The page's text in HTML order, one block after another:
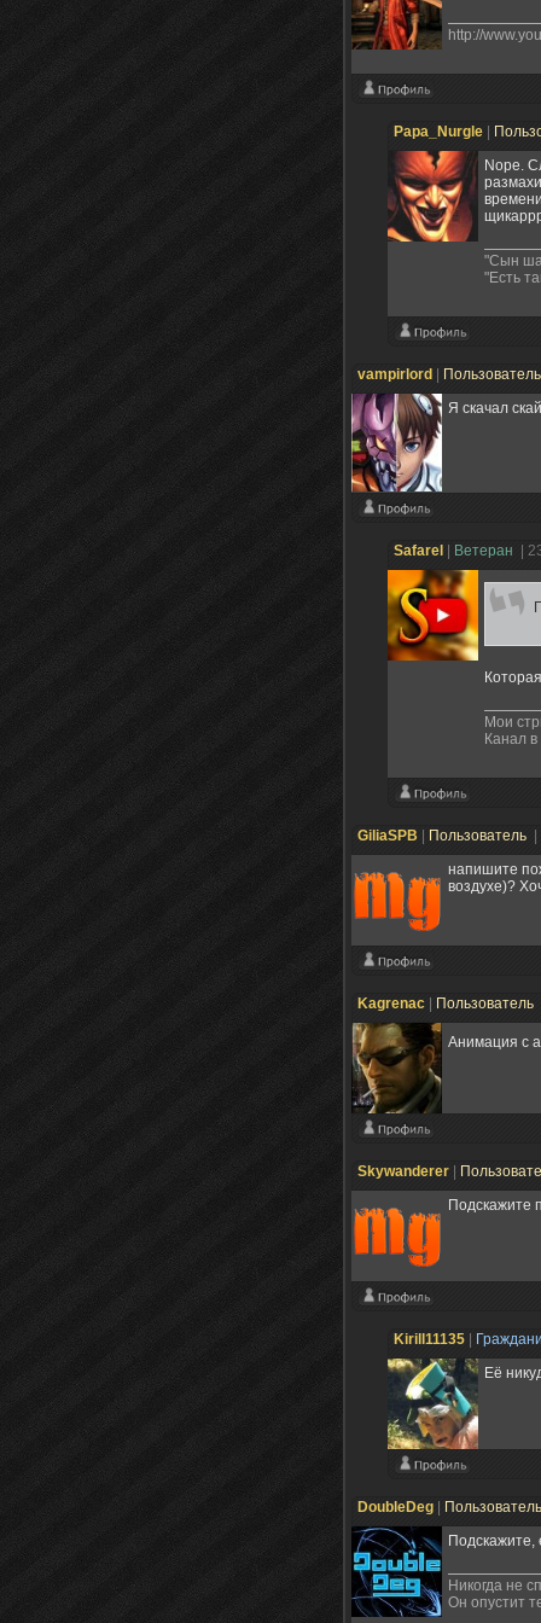
http://
Papa_Nurgle
Nope.
"Сын
"Есть
vampirlord
Я скачал
Safarel Ветеран |
Мои
Канал
GiliaSPB Пользователь
напишите
воздухе)?
Kagrenac Пользователь
Анимация с
Skywanderer
Подскажите
Kirill11135
Её
DoubleDeg
Подскажите,
Никогда не
Он опустит